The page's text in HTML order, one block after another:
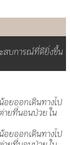
สบการณ์ที่ดียิ่งขึ้น